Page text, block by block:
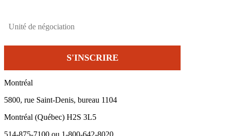
Montréal
5800, rue Saint-Denis, bureau 1104
Montréal (Québec) H2S 3L5
514-875-7100 ou 1-800-642-8020